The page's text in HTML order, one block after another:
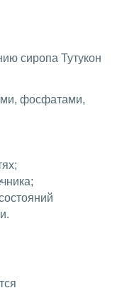
сиропа Тутукон
фосфатами,